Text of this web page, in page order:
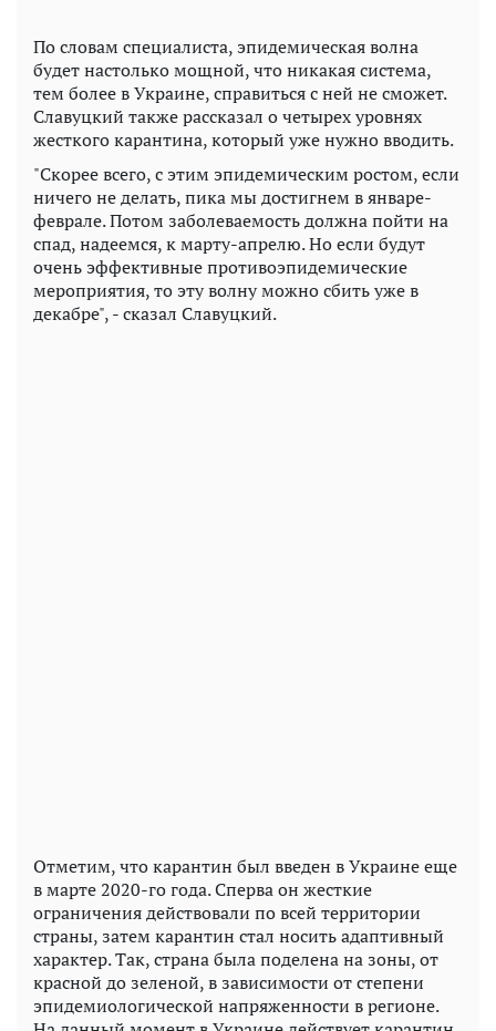
По словам специалиста, эпидемическая волна
будет настолько мощной, что никакая система,
тем более в Украине, справиться с ней не сможет.
Славуцкий также рассказал о четырех уровнях
жесткого карантина, который уже нужно вводить.
"Скорее всего, с этим эпидемическим ростом, если
ничего не делать, пика мы достигнем в январе-
феврале. Потом заболеваемость должна пойти на
спад, надеемся, к марту-апрелю. Но если будут
очень эффективные противоэпидемические
мероприятия, то эту волну можно сбить уже в
декабре", - сказал Славуцкий.
Отметим, что карантин был введен в Украине еще
в марте 2020-го года. Сперва он жесткие
ограничения действовали по всей территории
страны, затем карантин стал носить адаптивный
характер. Так, страна была поделена на зоны, от
красной до зеленой, в зависимости от степени
эпидемиологической напряженности в регионе.